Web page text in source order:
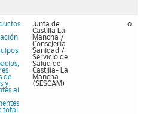
de
y
al
total
Junta de
Castilla La
Mancha /
Consejería
Sanidad /
Servicio de
Salud de
Castilla- La
Mancha
(SESCAM)
0